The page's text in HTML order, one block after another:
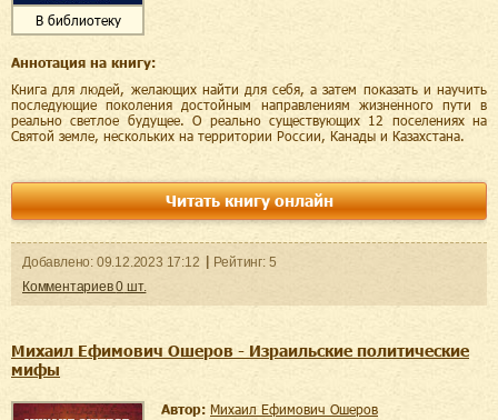
В библиотеку
Аннотация на книгу:
Книга для людей, желающих найти для себя, а затем показать и научить
последующие поколения достойным направлениям жизненного пути в
реально светлое будущее. О реально существующих 12 поселениях на
Святой земле, нескольких на территории России, Канады и Казахстана.
Читать книгу онлайн
Добавленo: 09.12.2023 17:12 Рейтинг: 5
Комментариев0 шт.
Михаил Ефимович Ошеров - Израильские политические
мифы
Автор:
Михаил Ефимович Ошеров